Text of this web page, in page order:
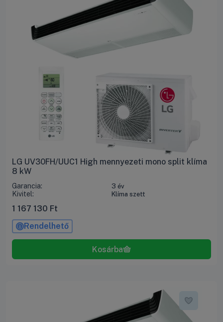
LG UV30FH/UUC1 High mennyezeti mono split klíma
8 kW
Garancia: 3 év
Kivitel: Klíma szett
1 167 130 Ft
Rendelhető